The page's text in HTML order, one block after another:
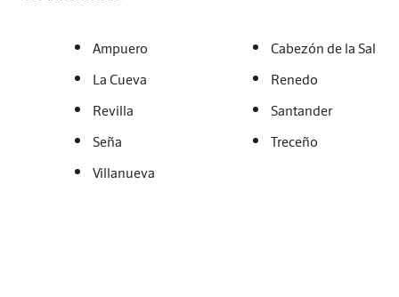
Ampuero
Cabezón de la Sal
La Cueva
Renedo
Revilla
Santander
Seña
Treceño
Villanueva